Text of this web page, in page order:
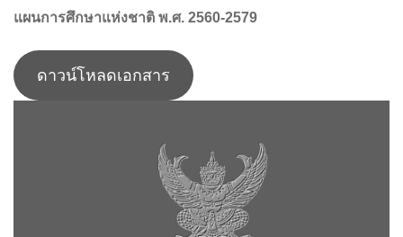
แผนการศึกษาแห่งชาติ พ.ศ. 2560-2579
ดาวน์โหลดเอกสาร